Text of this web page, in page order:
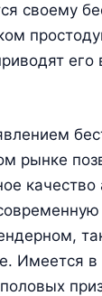
своему
его
рынке
качество
Имеется